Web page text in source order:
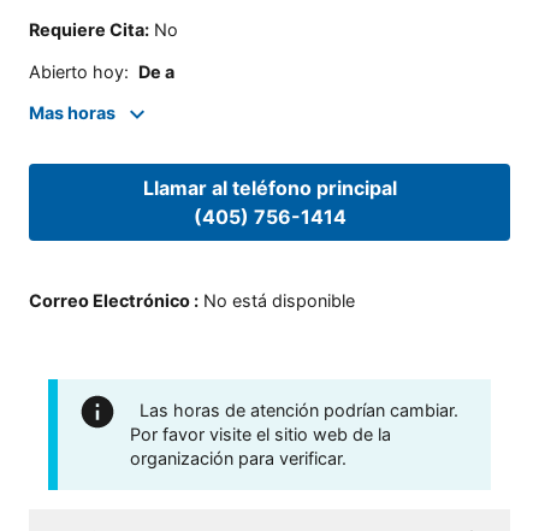
Requiere Cita: No
Abierto hoy: De a
Mas horas
Llamar al teléfono principal
(405) 756-1414
Correo Electrónico : No está disponible
Las horas de atención podrían cambiar.
Por favor visite el sitio web de la
organización para verificar.